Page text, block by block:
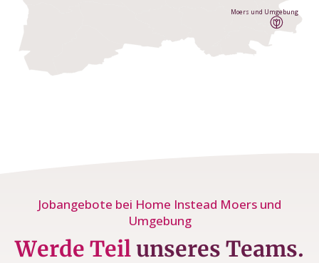
Moers und Umgebung
Jobangebote bei Home Instead Moers und
Umgebung
Werde Teil unseres Teams.